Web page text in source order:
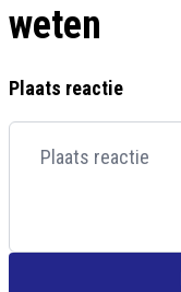
weten
Plaats reactie